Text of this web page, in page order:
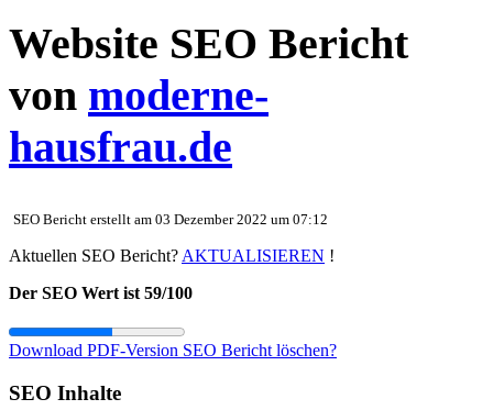
Website SEO Bericht
von moderne-
hausfrau.de
SEO Bericht erstellt am 03 Dezember 2022 um 07:12
Aktuellen SEO Bericht? AKTUALISIEREN !
Der SEO Wert ist 59/100
Download PDF-Version SEO Bericht löschen?
SEO Inhalte